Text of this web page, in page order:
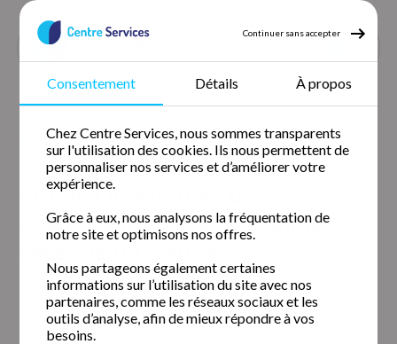
Continuer sans accepter
Consentement Détails À propos
Chez Centre Services, nous sommes transparents
sur l'utilisation des cookies. Ils nous permettent de
personnaliser nos services et d’améliorer votre
expérience.
Grâce à eux, nous analysons la fréquentation de
notre site et optimisons nos offres.
Nous partageons également certaines
informations sur l’utilisation du site avec nos
partenaires, comme les réseaux sociaux et les
outils d’analyse, afin de mieux répondre à vos
besoins.
Offrir à vos invités une chambre impeccable pour les fêtes de fin
d’année
Offrir à vos invités une
chambre impeccable pour les
fêtes de fin d’année
Découvrez nos conseils pratiques pour nettoyer, organiser
et décorer votre chambre d’ami avant les fêtes de fin
d’année.